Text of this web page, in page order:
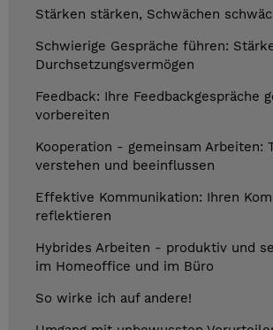
Stärken stärken, Schwächen
Schwierige Gespräche führen:
Durchsetzungsvermögen
Feedback: Ihre Feedbackgespräche
vorbereiten
Kooperation - gemeinsam Arbeiten:
verstehen und beeinflussen
Effektive Kommunikation: Ihren
reflektieren
Hybrides Arbeiten - produktiv und
im Homeoffice und im Büro
So wirke ich auf andere!